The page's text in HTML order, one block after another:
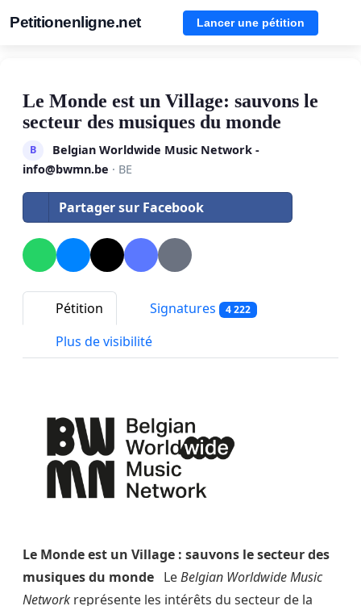
Petitionenligne.net Lancer une pétition
Le Monde est un Village: sauvons le
secteur des musiques du monde
B
Belgian Worldwide Music Network -
info@bwmn.be · BE
Partager sur Facebook
Pétition Signatures 4 222
Plus de visibilité
Le Monde est un Village : sauvons le secteur des
musiques du monde LeBelgian Worldwide Music
Network représente les intérêts du secteur de la